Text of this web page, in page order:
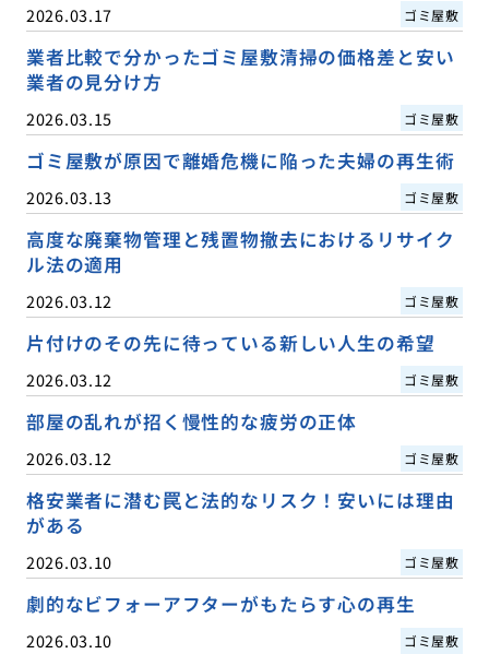
2026.03.17 ゴミ屋敷
業者比較で分かったゴミ屋敷清掃の価格差と安い
業者の見分け方
2026.03.15 ゴミ屋敷
ゴミ屋敷が原因で離婚危機に陥った夫婦の再生術
2026.03.13 ゴミ屋敷
高度な廃棄物管理と残置物撤去におけるリサイク
ル法の適用
2026.03.12 ゴミ屋敷
片付けのその先に待っている新しい人生の希望
2026.03.12 ゴミ屋敷
部屋の乱れが招く慢性的な疲労の正体
2026.03.12 ゴミ屋敷
格安業者に潜む罠と法的なリスク！安いには理由
がある
2026.03.10 ゴミ屋敷
劇的なビフォーアフターがもたらす心の再生
2026.03.10 ゴミ屋敷